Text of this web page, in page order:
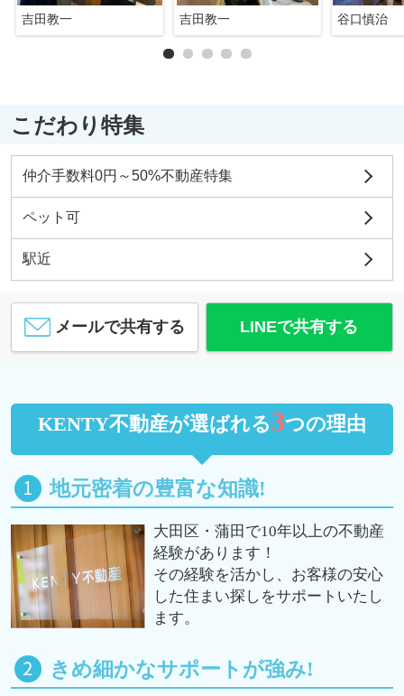
吉田教一 吉田教一 谷口慎治
こだわり特集
仲介手数料0円～50%不動産特集
ペット可
駅近
メールで共有する LINEで共有する
KENTY不動産が選ばれる3つの理由
地元密着の豊富な知識!
大田区・蒲田で10年以上の不動産
経験があります！
その経験を活かし、お客様の安心
した住まい探しをサポートいたし
ます。
きめ細かなサポートが強み!